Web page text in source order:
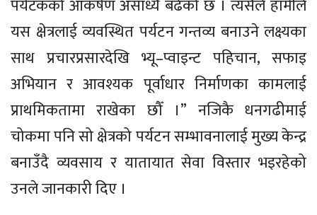
पर्यटकको आकर्षण असाध्यै बढेको छ । त्यसैले हामीले
यस क्षेत्रलाई व्यवस्थित पर्यटन गन्तव्य बनाउने लक्ष्यका
साथ प्रचारप्रसारदेखि भ्यू–प्वाइन्ट पहिचान, सफाइ
अभियान र आवश्यक पूर्वाधार निर्माणका कामलाई
प्राथमिकतामा राखेका छौँ ।” नजिकै धनगढीमाई
चोकमा पनि सो क्षेत्रको पर्यटन सम्भावनालाई मुख्य केन्द्र
बनाउँदै व्यवसाय र यातायात सेवा विस्तार भइरहेको
उनले जानकारी दिए ।